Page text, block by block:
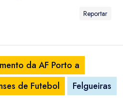
Reportar
da AF Porto a
de Futebol
Felgueiras